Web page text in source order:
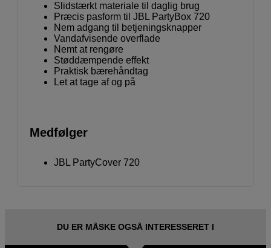
Slidstærkt materiale til daglig brug
Præcis pasform til JBL PartyBox 720
Nem adgang til betjeningsknapper
Vandafvisende overflade
Nemt at rengøre
Støddæmpende effekt
Praktisk bærehåndtag
Let at tage af og på
Medfølger
JBL PartyCover 720
DU ER MÅSKE OGSÅ INTERESSERET I